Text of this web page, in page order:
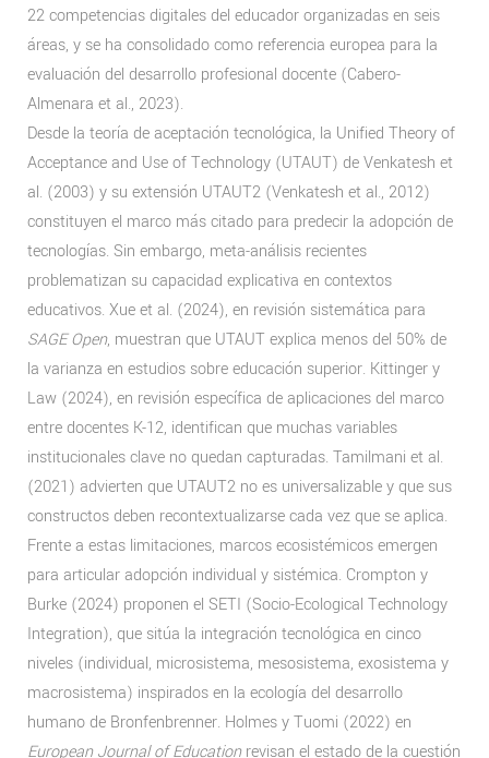
22 competencias digitales del educador organizadas en seis
áreas, y se ha consolidado como referencia europea para la
evaluación del desarrollo profesional docente (Cabero-
Almenara et al., 2023).
Desde la teoría de aceptación tecnológica, la Unified Theory of
Acceptance and Use of Technology (UTAUT) de Venkatesh et
al. (2003) y su extensión UTAUT2 (Venkatesh et al., 2012)
constituyen el marco más citado para predecir la adopción de
tecnologías. Sin embargo, meta-análisis recientes
problematizan su capacidad explicativa en contextos
educativos. Xue et al. (2024), en revisión sistemática para
SAGE Open, muestran que UTAUT explica menos del 50% de
la varianza en estudios sobre educación superior. Kittinger y
Law (2024), en revisión específica de aplicaciones del marco
entre docentes K-12, identifican que muchas variables
institucionales clave no quedan capturadas. Tamilmani et al.
(2021) advierten que UTAUT2 no es universalizable y que sus
constructos deben recontextualizarse cada vez que se aplica.
Frente a estas limitaciones, marcos ecosistémicos emergen
para articular adopción individual y sistémica. Crompton y
Burke (2024) proponen el SETI (Socio-Ecological Technology
Integration), que sitúa la integración tecnológica en cinco
niveles (individual, microsistema, mesosistema, exosistema y
macrosistema) inspirados en la ecología del desarrollo
humano de Bronfenbrenner. Holmes y Tuomi (2022) en
European Journal of Educationrevisan el estado de la cuestión